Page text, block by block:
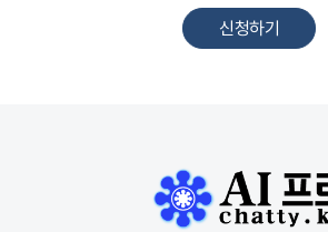
신청하기